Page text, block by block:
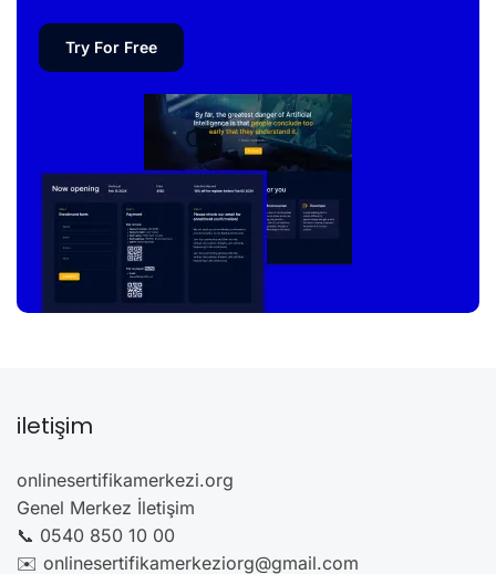
Try For Free
iletişim
onlinesertifikamerkezi.org
Genel Merkez İletişim
📞 0540 850 10 00
✉️ onlinesertifikamerkeziorg@gmail.com